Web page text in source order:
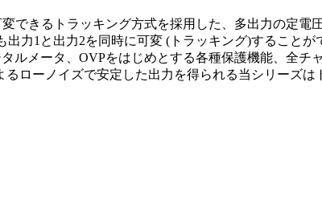
できるトラッキング方式を採用した、多出力の定電
力1と出力2を同時に可変 (トラッキング)することが
メータ、OVPをはじめとする各種保護機能、全チ
ローノイズで安定した出力を得られる当シリーズは